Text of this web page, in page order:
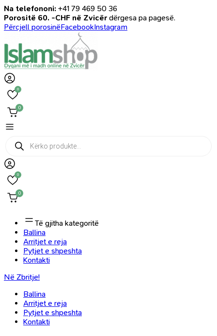
Na telefononi: +41 79 469 50 36
Porositë 60. -CHF në Zvicër dërgesa pa pagesë.
Përcjell porosinëFacebookInstagram
0
0
Products
search
0
0
Të gjitha kategoritë
Ballina
Arritjet e reja
Pytjet e shpeshta
Kontakti
Në Zbritje!
Ballina
Arritjet e reja
Pytjet e shpeshta
Kontakti